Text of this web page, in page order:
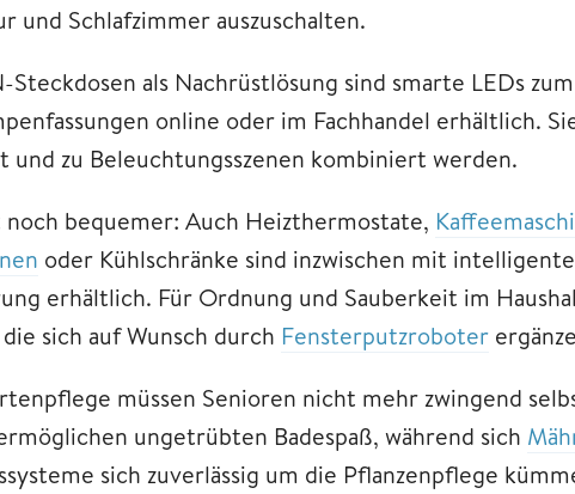
und Schlafzimmer auszuschalten.
Steckdosen als Nachrüstlösung sind smarte LEDs
online oder im Fachhandel erhältlich.
zu Beleuchtungsszenen kombiniert werden.
noch bequemer: Auch Heizthermostate,
oder Kühlschränke sind inzwischen mit
erhältlich. Für Ordnung und Sauberkeit im
sich auf Wunsch durch Fensterputzroboter
müssen Senioren nicht mehr zwingend
ungetrübten Badespaß, während sich
sich zuverlässig um die Pflanzenpflege